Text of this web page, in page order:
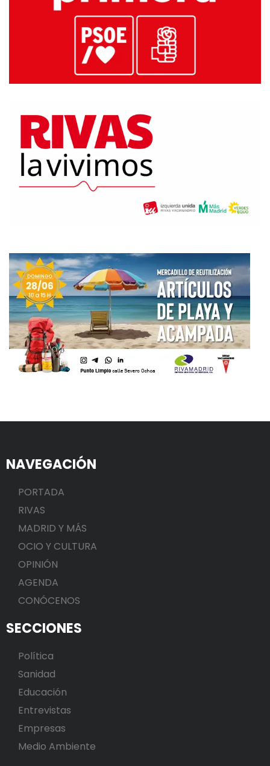
NAVEGACIÓN
PORTADA
RIVAS
MADRID Y MÁS
OCIO Y CULTURA
OPINIÓN
AGENDA
CONÓCENOS
SECCIONES
Política
Sanidad
Educación
Entrevistas
Empresas
Medio Ambiente